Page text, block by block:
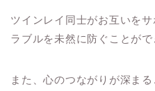
ツインレイ同士がお互いを
ラブルを未然に防ぐことがで
また、心のつながりが深ま